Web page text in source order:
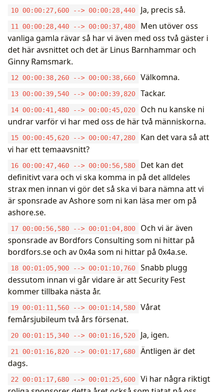
10 00:00:27,600 --> 00:00:28,440 Ja, precis så.
11 00:00:28,440 --> 00:00:37,480
Men utöver oss
vanliga gamla rävar så har vi även med oss två gäster i
det här avsnittet och det är Linus Barnhammar och
Ginny Ramsmark.
12 00:00:38,260 --> 00:00:38,660 Välkomna.
13 00:00:39,540 --> 00:00:39,820 Tackar.
14 00:00:41,480 --> 00:00:45,020
Och nu kanske ni
undrar varför vi har med oss de här två människorna.
15 00:00:45,620 --> 00:00:47,280
Kan det vara så att
vi har ett temaavsnitt?
16 00:00:47,460 --> 00:00:56,580
Det kan det
definitivt vara och vi ska komma in på det alldeles
strax men innan vi gör det så ska vi bara nämna att vi
är sponsrade av Ashore som ni kan läsa mer om på
ashore.se.
17 00:00:56,580 --> 00:01:04,800
Och vi är även
sponsrade av Bordfors Consulting som ni hittar på
bordfors.se och av 0x4a som ni hittar på 0x4a.se.
18 00:01:05,900 --> 00:01:10,760
Snabb plugg
dessutom innan vi går vidare är att Security Fest
kommer tillbaka nästa år.
19 00:01:11,560 --> 00:01:14,580
Vårat
femårsjubileum två års försenat.
20 00:01:15,340 --> 00:01:16,520 Ja, igen.
21 00:01:16,820 --> 00:01:17,680
Äntligen är det
dags.
22 00:01:17,680 --> 00:01:25,600
Vi har några riktigt